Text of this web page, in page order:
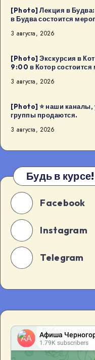
[Photo] Лекция в
в Будва состоится
3 августа, 2026
[Photo] Экскурсия в
9:00 в Котор
3 августа, 2026
[Photo] ⭐️ наши каналы,
группы продаются.
3 августа, 2026
Будь в курсе!
Facebook
Instagram
Telegram